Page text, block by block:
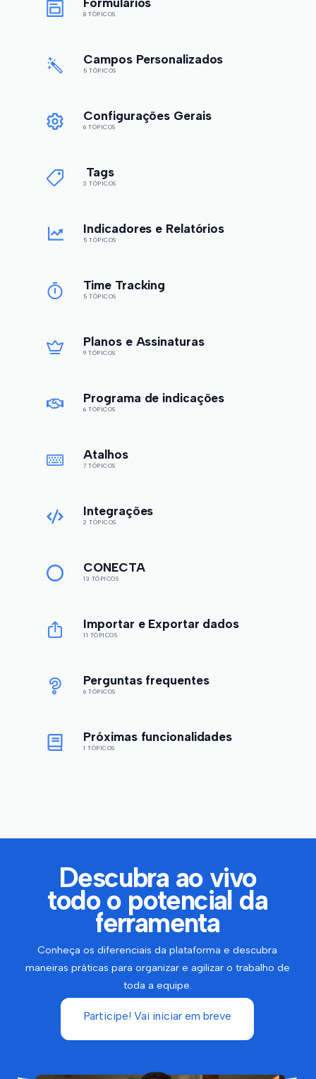
8 TÓPICOS
Campos Personalizados
5 TÓPICOS
Configurações Gerais
6 TÓPICOS
Tags
3 TÓPICOS
Indicadores e Relatórios
5 TÓPICOS
Time Tracking
5 TÓPICOS
Planos e Assinaturas
9 TÓPICOS
Programa de indicações
6 TÓPICOS
Atalhos
7 TÓPICOS
Integrações
2 TÓPICOS
CONECTA
13 TÓPICOS
Importar e Exportar dados
11 TÓPICOS
Perguntas frequentes
6 TÓPICOS
Próximas funcionalidades
1 TÓPICOS
Descubra ao vivo
todo o potencial da
ferramenta
Conheça os diferenciais da plataforma e descubra
maneiras práticas para organizar e agilizar o trabalho de
toda a equipe.
Participe! Vai iniciar em breve